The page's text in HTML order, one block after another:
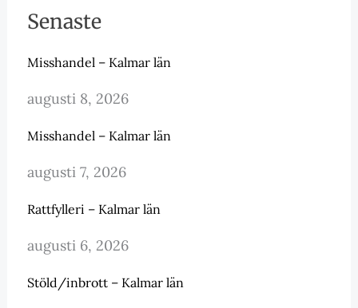
Senaste
Misshandel – Kalmar län
augusti 8, 2026
Misshandel – Kalmar län
augusti 7, 2026
Rattfylleri – Kalmar län
augusti 6, 2026
Stöld/inbrott – Kalmar län